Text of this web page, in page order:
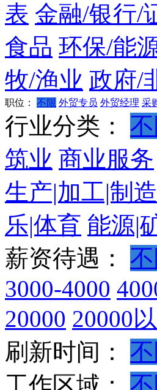
表 金融/银行/
食品 环保/能
牧/渔业 政府/
职位： 不限 外贸专员 外贸经理 采
行业分类：
筑业 商业服务
生产|加工|制造
乐|体育 能源|
薪资待遇：
3000-4000
20000 20000
刷新时间：